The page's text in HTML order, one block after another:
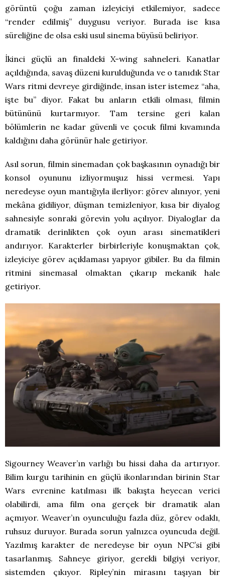
görüntü çoğu zaman izleyiciyi etkilemiyor, sadece
“render edilmiş” duygusu veriyor. Burada ise kısa
süreliğine de olsa eski usul sinema büyüsü beliriyor.
İkinci güçlü an finaldeki X-wing sahneleri. Kanatlar
açıldığında, savaş düzeni kurulduğunda ve o tanıdık Star
Wars ritmi devreye girdiğinde, insan ister istemez “aha,
işte bu” diyor. Fakat bu anların etkili olması, filmin
bütününü kurtarmıyor. Tam tersine geri kalan
bölümlerin ne kadar güvenli ve çocuk filmi kıvamında
kaldığını daha görünür hale getiriyor.
Asıl sorun, filmin sinemadan çok başkasının oynadığı bir
konsol oyununu izliyormuşuz hissi vermesi. Yapı
neredeyse oyun mantığıyla ilerliyor: görev alınıyor, yeni
mekâna gidiliyor, düşman temizleniyor, kısa bir diyalog
sahnesiyle sonraki görevin yolu açılıyor. Diyaloglar da
dramatik derinlikten çok oyun arası sinematikleri
andırıyor. Karakterler birbirleriyle konuşmaktan çok,
izleyiciye görev açıklaması yapıyor gibiler. Bu da filmin
ritmini sinemasal olmaktan çıkarıp mekanik hale
getiriyor.
Sigourney Weaver’ın varlığı bu hissi daha da artırıyor.
Bilim kurgu tarihinin en güçlü ikonlarından birinin Star
Wars evrenine katılması ilk bakışta heyecan verici
olabilirdi, ama film ona gerçek bir dramatik alan
açmıyor. Weaver’ın oyunculuğu fazla düz, görev odaklı,
ruhsuz duruyor. Burada sorun yalnızca oyuncuda değil.
Yazılmış karakter de neredeyse bir oyun NPC’si gibi
tasarlanmış. Sahneye giriyor, gerekli bilgiyi veriyor,
sistemden çıkıyor. Ripley’nin mirasını taşıyan bir